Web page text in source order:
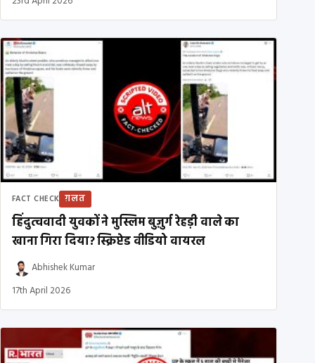
FACT CHECK ग़लत
हिंदुत्ववादी युवकों ने मुस्लिम बुज़ुर्ग रेहड़ी वाले का
खाना गिरा दिया? स्क्रिप्टेड वीडियो वायरल
Abhishek Kumar
17th April 2026